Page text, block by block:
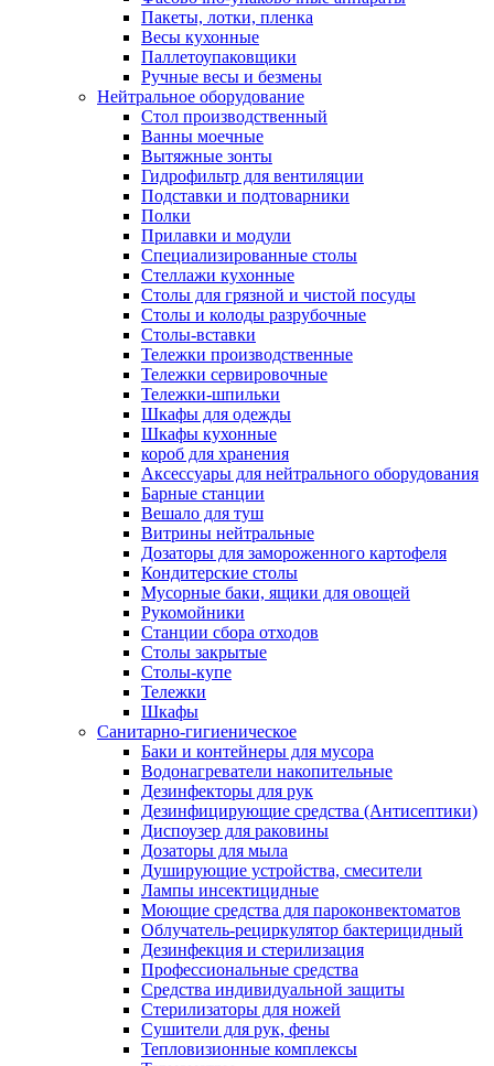
Пакеты, лотки, пленка
Весы кухонные
Паллетоупаковщики
Ручные весы и безмены
Нейтральное оборудование
Cтол производственный
Ванны моечные
Вытяжные зонты
Гидрофильтр для вентиляции
Подставки и подтоварники
Полки
Прилавки и модули
Специализированные столы
Стеллажи кухонные
Столы для грязной и чистой посуды
Столы и колоды разрубочные
Столы-вставки
Тележки производственные
Тележки сервировочные
Тележки-шпильки
Шкафы для одежды
Шкафы кухонные
короб для хранения
Аксессуары для нейтрального оборудования
Барные станции
Вешало для туш
Витрины нейтральные
Дозаторы для замороженного картофеля
Кондитерские столы
Мусорные баки, ящики для овощей
Рукомойники
Станции сбора отходов
Столы закрытые
Столы-купе
Тележки
Шкафы
Санитарно-гигиеническое
Баки и контейнеры для мусора
Водонагреватели накопительные
Дезинфекторы для рук
Дезинфицирующие средства (Антисептики)
Диспоузер для раковины
Дозаторы для мыла
Душирующие устройства, смесители
Лампы инсектицидные
Моющие средства для пароконвектоматов
Облучатель-рециркулятор бактерицидный
Дезинфекция и стерилизация
Профессиональные средства
Средства индивидуальной защиты
Стерилизаторы для ножей
Сушители для рук, фены
Тепловизионные комплексы